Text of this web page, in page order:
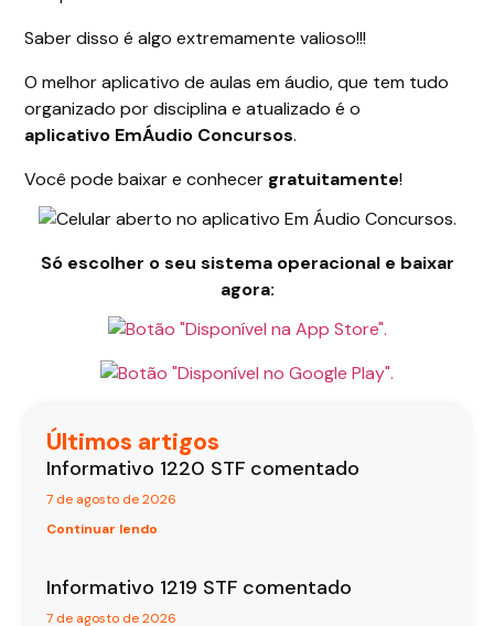
Saber disso é algo extremamente valioso!!!
O melhor aplicativo de aulas em áudio, que tem tudo
organizado por disciplina e atualizado é o
aplicativo EmÁudio Concursos.
Você pode baixar e conhecer gratuitamente!
Só escolher o seu sistema operacional e baixar
agora:
Últimos artigos
Informativo 1220 STF comentado
7 de agosto de 2026
Continuar lendo
Informativo 1219 STF comentado
7 de agosto de 2026